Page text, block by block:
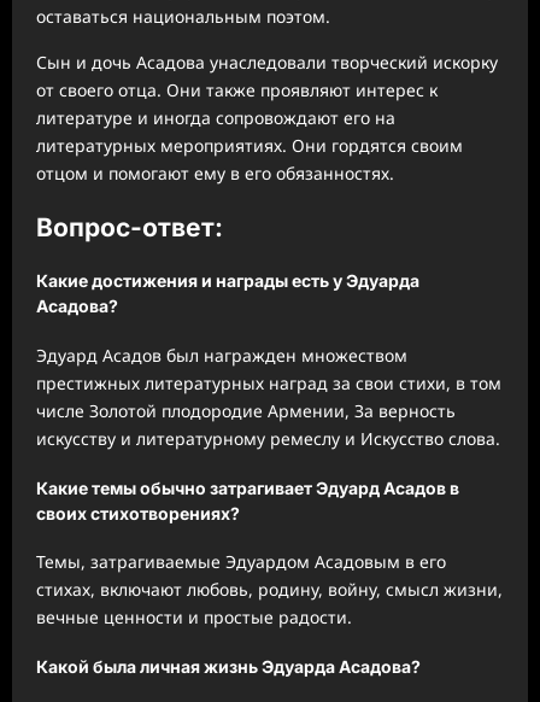
оставаться национальным поэтом.
Сын и дочь Асадова унаследовали творческий искорку
от своего отца. Они также проявляют интерес к
литературе и иногда сопровождают его на
литературных мероприятиях. Они гордятся своим
отцом и помогают ему в его обязанностях.
Вопрос-ответ:
Какие достижения и награды есть у Эдуарда
Асадова?
Эдуард Асадов был награжден множеством
престижных литературных наград за свои стихи, в том
числе Золотой плодородие Армении, За верность
искусству и литературному ремеслу и Искусство слова.
Какие темы обычно затрагивает Эдуард Асадов в
своих стихотворениях?
Темы, затрагиваемые Эдуардом Асадовым в его
стихах, включают любовь, родину, войну, смысл жизни,
вечные ценности и простые радости.
Какой была личная жизнь Эдуарда Асадова?